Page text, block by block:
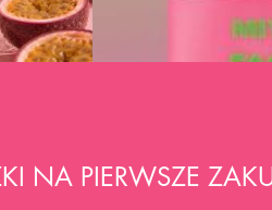
NA PIERWSZE